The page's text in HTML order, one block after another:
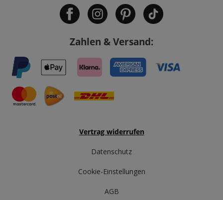
Zahlen & Versand:
Vertrag widerrufen
Datenschutz
Cookie-Einstellungen
AGB